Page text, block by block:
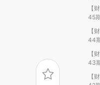
【
45期
【
44
【
43
【